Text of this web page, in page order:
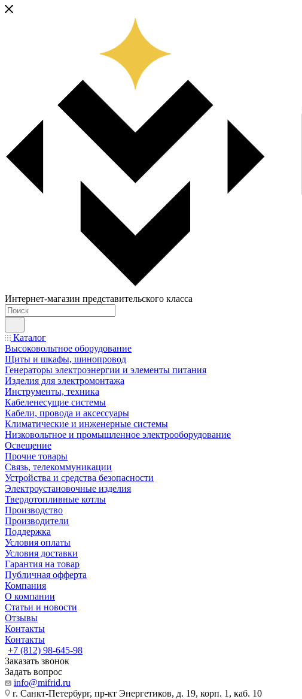
Интернет-магазин представительского класса
Каталог
Высоковольтное оборудование
Щиты и шкафы, шинопровод
Генераторы электроэнергии и элементы питания
Изделия для электромонтажа
Инструменты, техника
Кабеленесущие системы
Кабели, провода и аксессуары
Климатические и инженерные системы
Низковольтное и промышленное электрооборудование
Освещение
Прочие товары
Связь, телекоммуникации
Устройства и средства безопасности
Электроустановочные изделия
Твердотопливные котлы
Производство
Производители
Поддержка
Условия оплаты
Условия доставки
Гарантия на товар
Публичная офферта
Компания
О компании
Статьи и новости
Отзывы
Контакты
Контакты
+7 (812) 98-645-98
Заказать звонок
Задать вопрос
info@mifrid.ru
г. Санкт-Петербург, пр-кт Энергетиков, д. 19, корп. 1, каб. 10